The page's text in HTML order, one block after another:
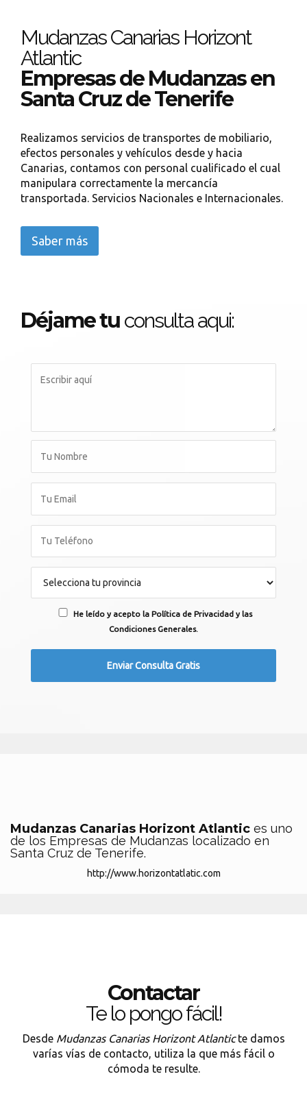
Mudanzas Canarias Horizont
Atlantic
Empresas de Mudanzas en
Santa Cruz de Tenerife
Realizamos servicios de transportes de mobiliario,
efectos personales y vehículos desde y hacia
Canarias, contamos con personal cualificado el cual
manipulara correctamente la mercancía
transportada. Servicios Nacionales e Internacionales.
Saber más
Déjame tu consulta aqui:
He leído y acepto la Política de Privacidad y las
Condiciones Generales.
Mudanzas Canarias Horizont Atlantic es uno
de los Empresas de Mudanzas localizado en
Santa Cruz de Tenerife.
http://www.horizontatlatic.com
Contactar
Te lo pongo fácil!
Desde Mudanzas Canarias Horizont Atlanticte damos
varías vías de contacto, utiliza la que más fácil o
cómoda te resulte.